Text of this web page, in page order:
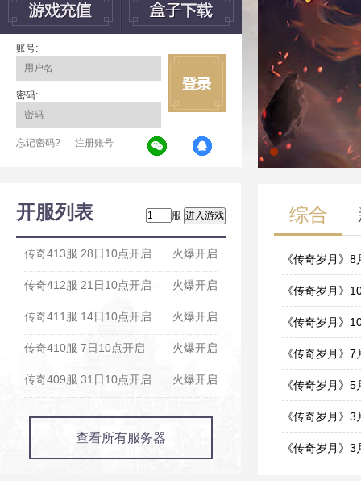
账号:
密码:
忘记密码? 注册账号
开服列表 服
火爆开启
传奇413服 28日10点开启
火爆开启
传奇412服 21日10点开启
火爆开启
传奇411服 14日10点开启
火爆开启
传奇410服 7日10点开启
火爆开启
传奇409服 31日10点开启
查看所有服务器
综合
《传奇岁月》
05-31
《传奇岁月》
10-15
《传奇岁月》
10-15
《传奇岁月》
07-16
《传奇岁月》
05-21
《传奇岁月》
03-27
《传奇岁月》